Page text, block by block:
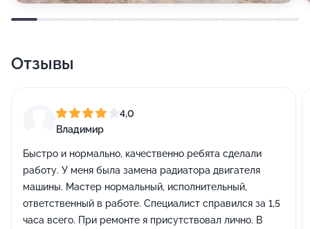
Отзывы
4,0
Владимир
Быстро и нормально, качественно ребята сделали
работу. У меня была замена радиатора двигателя
машины. Мастер нормальный, исполнительный,
ответственный в работе. Специалист справился за 1,5
часа всего. При ремонте я присутствовал лично. В